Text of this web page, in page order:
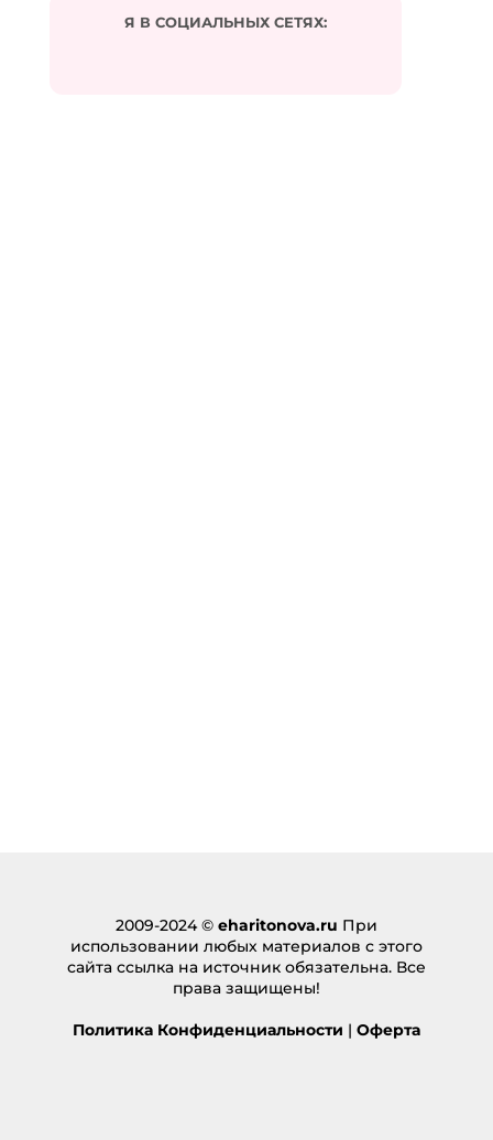
Я В СОЦИАЛЬНЫХ СЕТЯХ:
2009-2024 © eharitonova.ru При
использовании любых материалов с этого
сайта ссылка на источник обязательна. Все
права защищены!
Политика Конфиденциальности | Оферта